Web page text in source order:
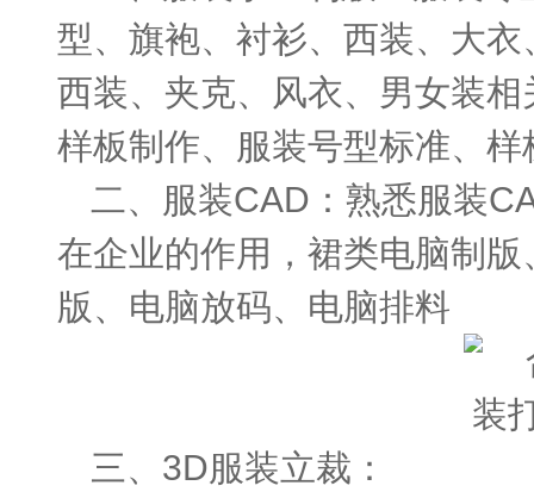
型、旗袍、衬衫、西装、大
西装、夹克、风衣、男女装
样板制作、服装号型标准、样
二、服装CAD：熟悉服装
在企业的作用，裙类电脑制
版、电脑放码、电脑排料
三、3D服装立裁：